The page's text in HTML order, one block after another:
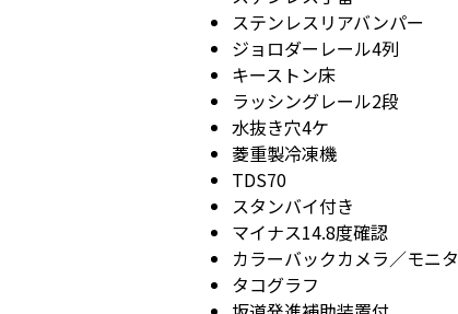
ステンレスリアバンパー
ジョロダーレール4列
キーストン床
ラッシングレール2段
水抜き穴4ケ
菱重製冷凍機
TDS70
スタンバイ付き
マイナス14.8度確認
カラーバックカメラ／モニタ
タコグラフ